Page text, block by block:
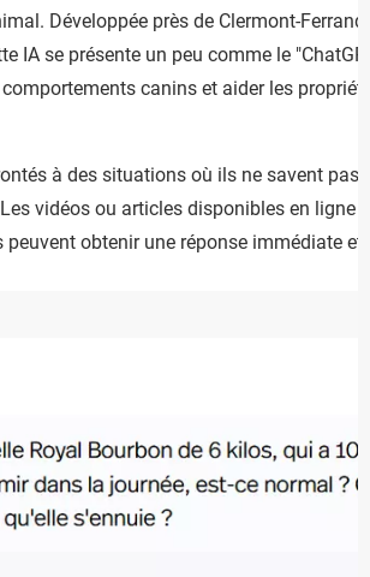
Développée près de Clermont-Ferrand
IA se présente un peu comme le
canins et aider les
à des situations où ils ne savent pas
vidéos ou articles disponibles en ligne
obtenir une réponse immédiate et